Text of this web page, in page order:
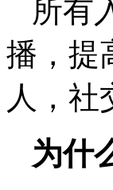
所有
播，提
人，社
为什